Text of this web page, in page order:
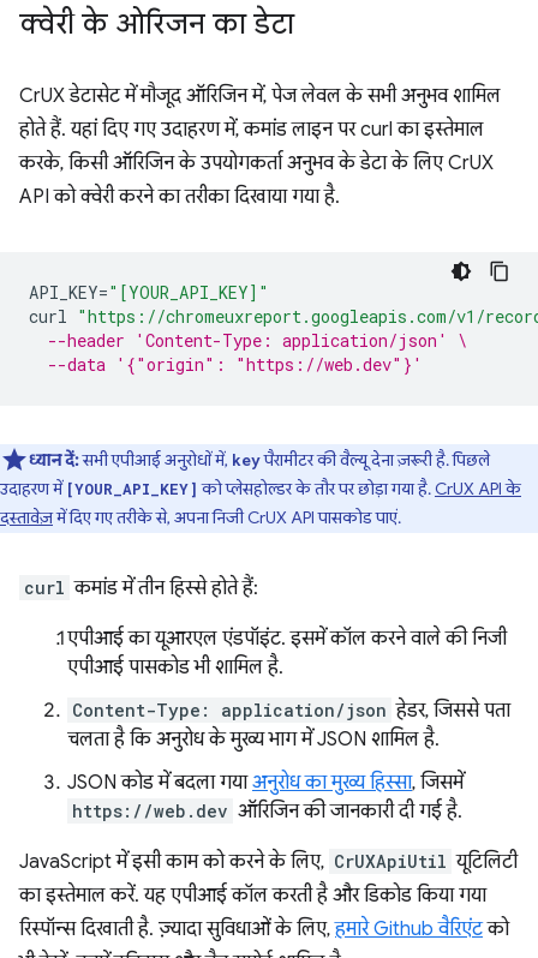
क्वेरी के ओरिजन का डेटा
CrUX डेटासेट में मौजूद ऑरिजिन में, पेज लेवल के सभी अनुभव शामिल
होते हैं. यहां दिए गए उदाहरण में, कमांड लाइन पर curl का इस्तेमाल
करके, किसी ऑरिजिन के उपयोगकर्ता अनुभव के डेटा के लिए CrUX
API को क्वेरी करने का तरीका दिखाया गया है.
API_KEY="[YOUR_API_KEY]"
curl "https://chromeuxreport.googleapis.com/v1/
--header 'Content-Type: application/json' \
--data '{"origin": "https://web.dev"}'
ध्यान दें:सभी एपीआई अनुरोधों में, keyपैरामीटर की वैल्यू देना ज़रूरी है. पिछले
उदाहरण में [YOUR_API_KEY] को प्लेसहोल्डर के तौर पर छोड़ा गया है. CrUX API के
दस्तावेज़में दिए गए तरीके से, अपना निजी CrUX API पासकोड पाएं.
curl कमांड में तीन हिस्से होते हैं:
एपीआई का यूआरएल एंडपॉइंट. इसमें कॉल करने वाले की निजी
एपीआई पासकोड भी शामिल है.
Content-Type: application/json हेडर, जिससे पता
चलता है कि अनुरोध के मुख्य भाग में JSON शामिल है.
JSON कोड में बदला गयाअनुरोध का मुख्य हिस्सा, जिसमें
https://web.dev ऑरिजिन की जानकारी दी गई है.
JavaScript में इसी काम को करने के लिए, CrUXApiUtil यूटिलिटी
का इस्तेमाल करें. यह एपीआई कॉल करती है और डिकोड किया गया
रिस्पॉन्स दिखाती है. ज़्यादा सुविधाओं के लिए,हमारे Github वैरिएंटको